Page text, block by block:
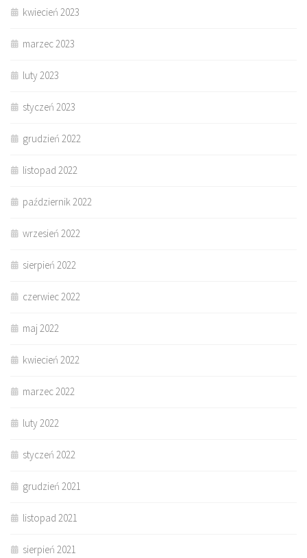
kwiecień 2023
marzec 2023
luty 2023
styczeń 2023
grudzień 2022
listopad 2022
październik 2022
wrzesień 2022
sierpień 2022
czerwiec 2022
maj 2022
kwiecień 2022
marzec 2022
luty 2022
styczeń 2022
grudzień 2021
listopad 2021
sierpień 2021